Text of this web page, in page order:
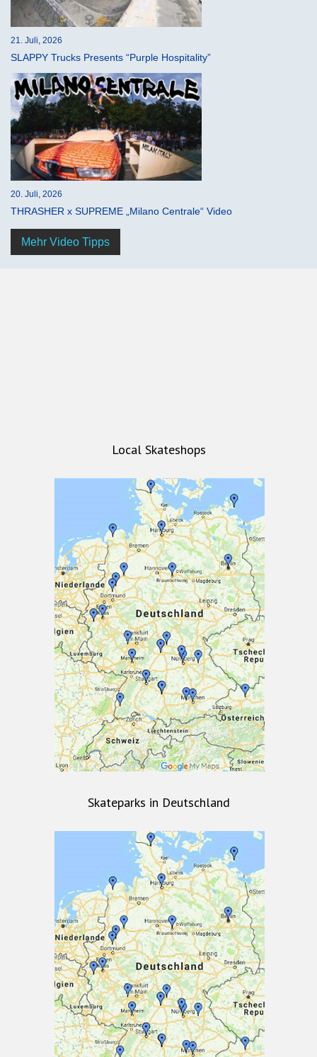
21. Juli, 2026
SLAPPY Trucks Presents “Purple Hospitality”
20. Juli, 2026
THRASHER x SUPREME „Milano Centrale“ Video
Mehr Video Tipps
Local Skateshops
Skateparks in Deutschland